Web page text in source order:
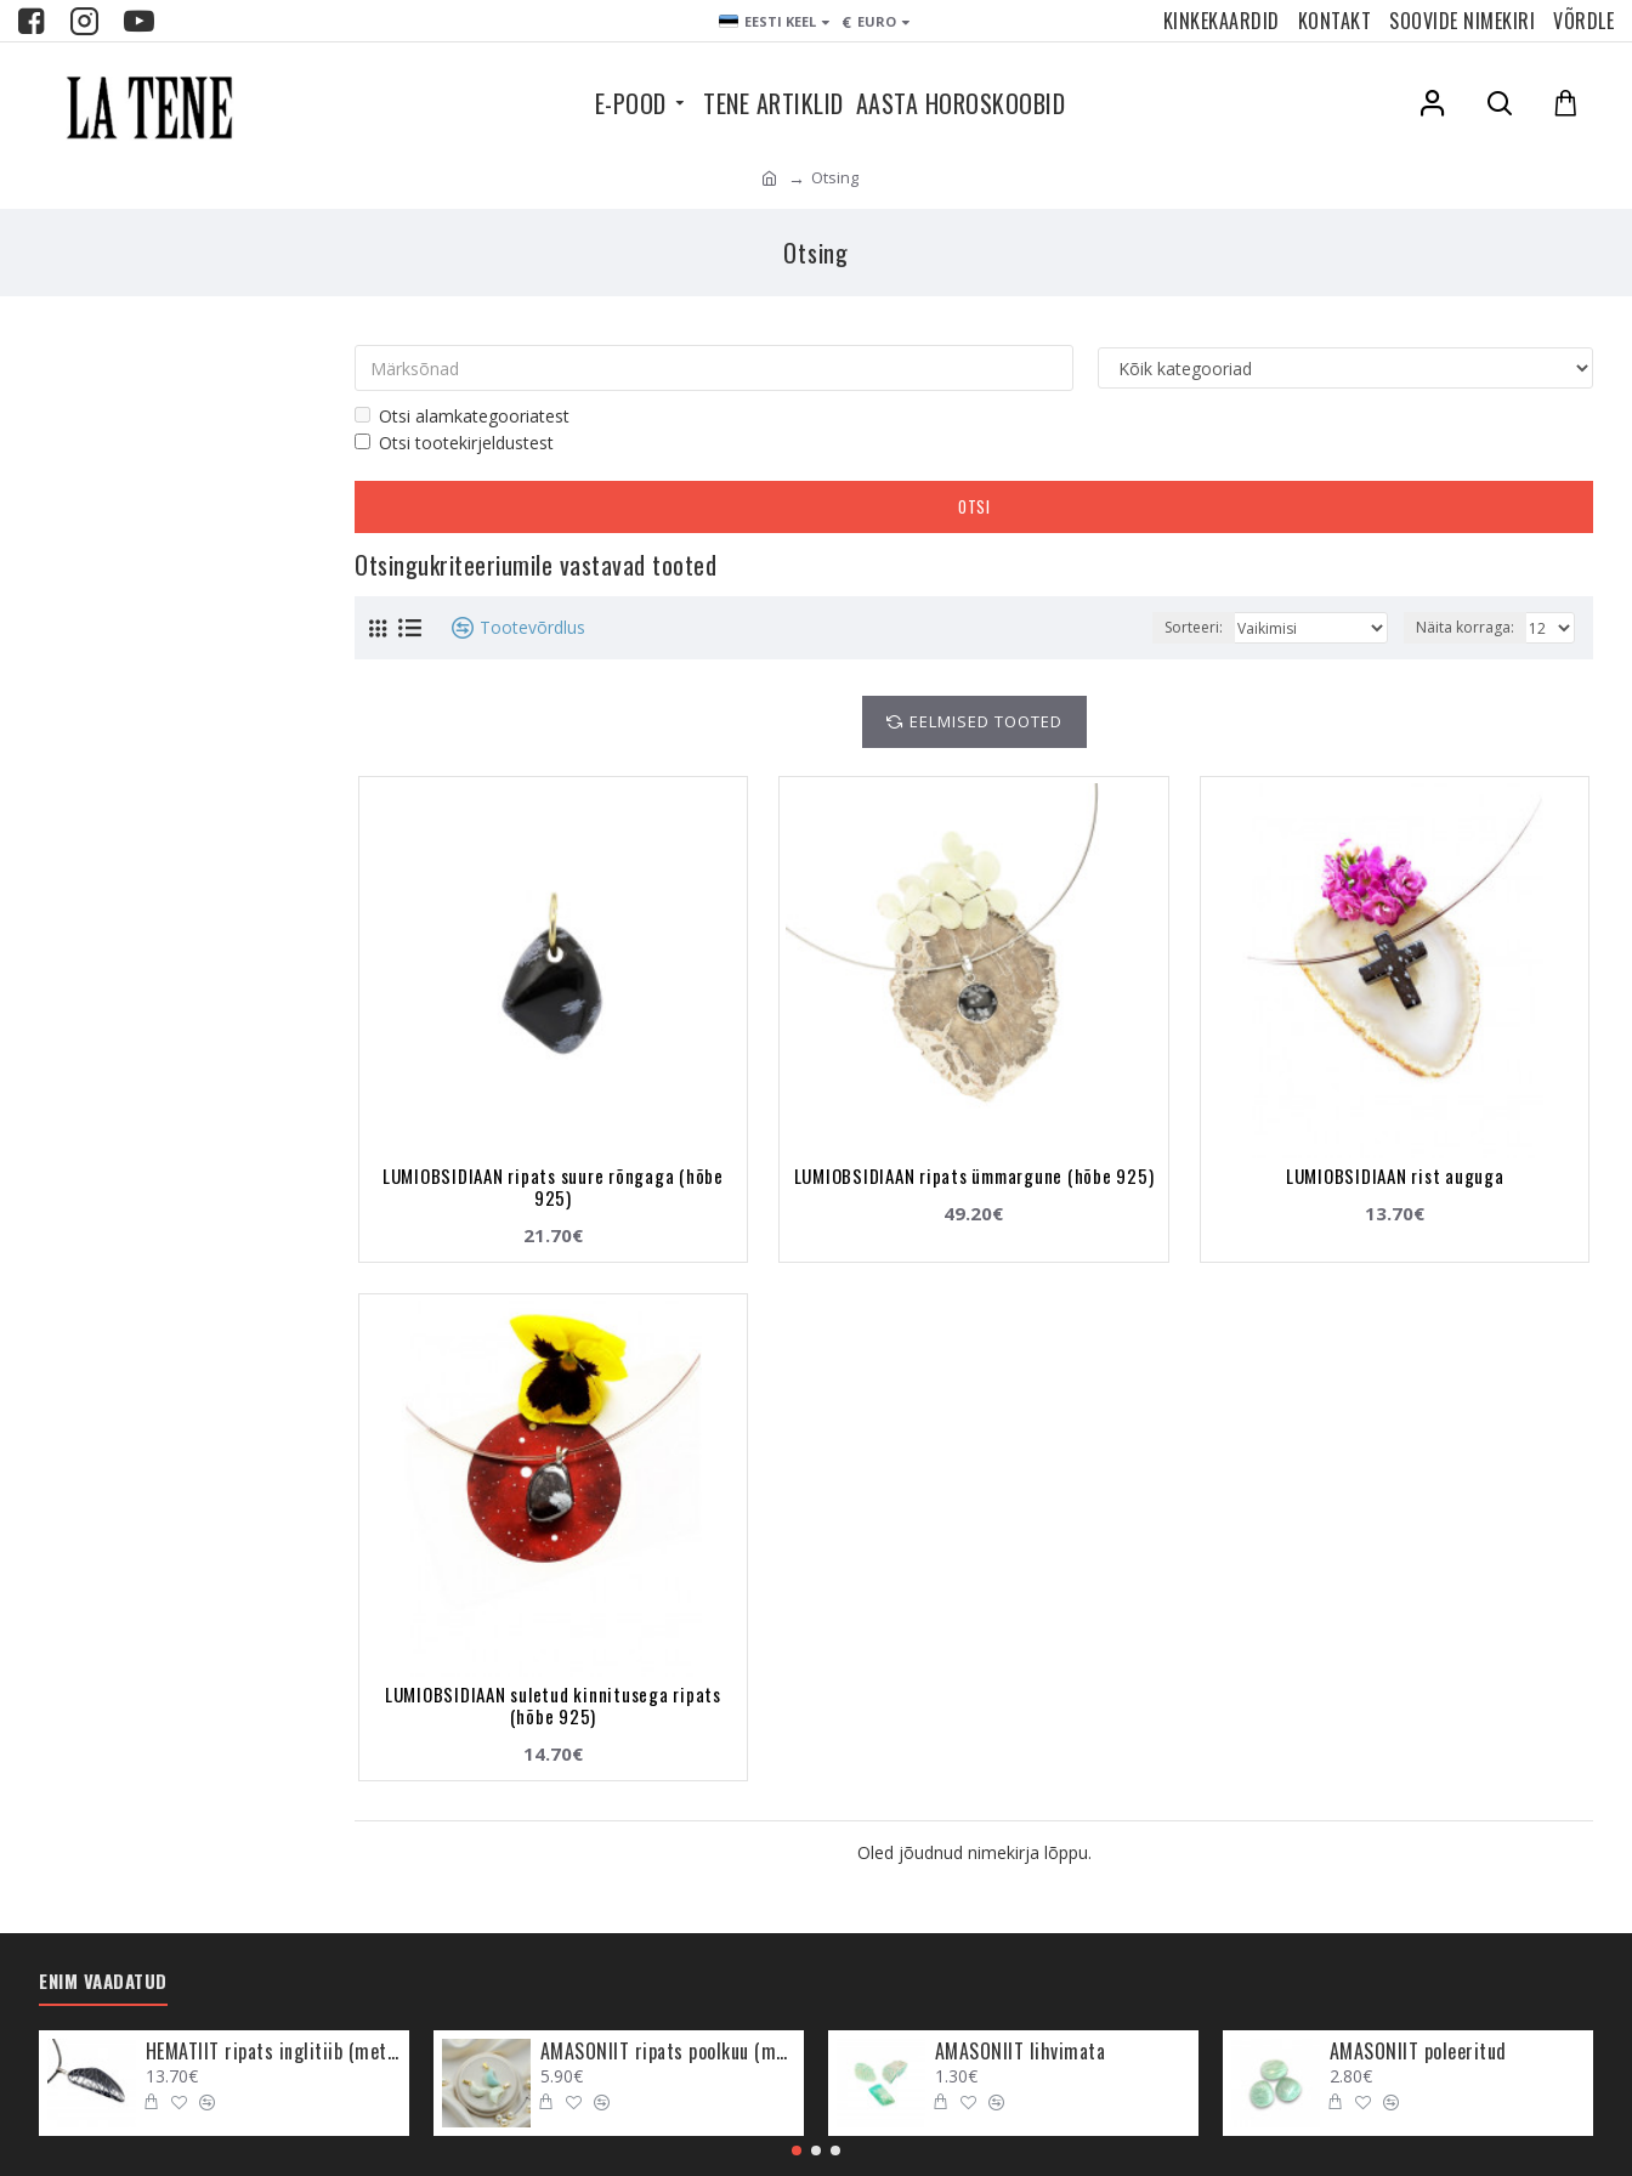
EESTI KEEL € EURO KINKEKAARDID KONTAKT SOOVIDE NIMEKIRI VÕRDLE
E-POOD TENE ARTIKLID AASTA HOROSKOOBID
Otsing
Otsing
Otsi alamkategooriatest
Otsi tootekirjeldustest
OTSI
Otsingukriteeriumile vastavad tooted
Tootevõrdlus Sorteeri: Näita korraga:
EELMISED TOOTED
LUMIOBSIDIAAN ripats suure rõngaga (hõbe
925)
21.70€
LUMIOBSIDIAAN ripats ümmargune (hõbe 925)
49.20€
LUMIOBSIDIAAN rist auguga
13.70€
LUMIOBSIDIAAN suletud kinnitusega ripats
(hõbe 925)
14.70€
Oled jõudnud nimekirja lõppu.
ENIM VAADATUD
HEMATIIT ripats inglitiib (metall)
13.70€
AMASONIIT ripats poolkuu (metall)
5.90€
AMASONIIT lihvimata
1.30€
AMASONIIT poleeritud
2.80€